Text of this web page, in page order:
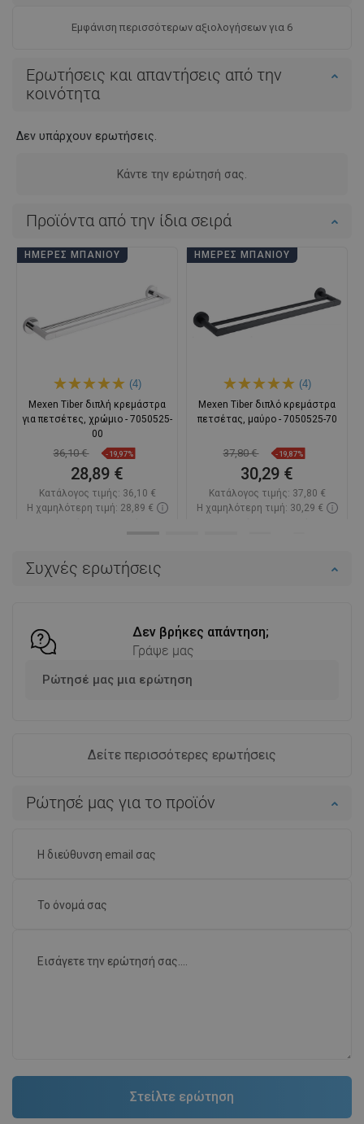
Συχνές ερωτήσεις
Δεν βρήκες απάντηση;
Γράψε μας
Ρώτησέ μας μια ερώτηση
Δείτε περισσότερες ερωτήσεις
Εμφάνιση περισσότερων αξιολογήσεων για 6
Ερωτήσεις και απαντήσεις από την
κοινότητα
Δεν υπάρχουν ερωτήσεις.
Κάντε την ερώτησή σας.
Ρώτησέ μας για το προϊόν
Προϊόντα από την ίδια σειρά
ΗΜΈΡΕΣ ΜΠΆΝΙΟΥ
(4)
Mexen Tiber διπλή κρεμάστρα
για πετσέτες, χρώμιο - 7050525-
00
36,10 € -19,97%
28,89 €
Κατάλογος τιμής: 36,10 €
Η χαμηλότερη τιμή: 28,89 €
ΗΜΈΡΕΣ ΜΠΆΝΙΟΥ
(4)
Mexen Tiber διπλό κρεμάστρα
πετσέτας, μαύρο - 7050525-70
37,80 € -19,87%
30,29 €
Κατάλογος τιμής: 37,80 €
Η χαμηλότερη τιμή: 30,29 €